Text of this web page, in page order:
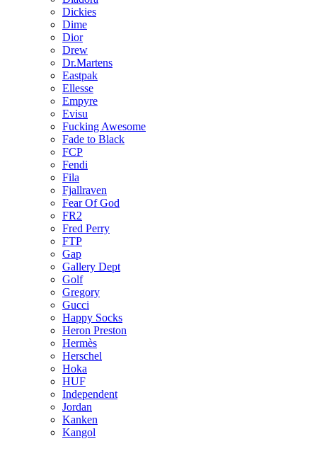
Dickies
Dime
Dior
Drew
Dr.Martens
Eastpak
Ellesse
Empyre
Evisu
Fucking Awesome
Fade to Black
FCP
Fendi
Fila
Fjallraven
Fear Of God
FR2
Fred Perry
FTP
Gap
Gallery Dept
Golf
Gregory
Gucci
Happy Socks
Heron Preston
Hermès
Hersсhel
Hoka
HUF
Independent
Jordan
Kanken
Kangol